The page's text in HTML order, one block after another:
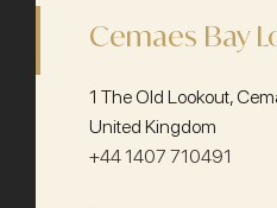
Cemaes Bay
1 The Old Lookout,
United Kingdom
+44 1407 710491